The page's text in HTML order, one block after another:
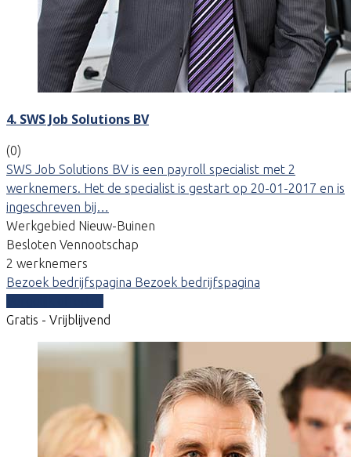
4. SWS Job Solutions BV
(0)
SWS Job Solutions BV is een payroll specialist met 2
werknemers. Het de specialist is gestart op 20-01-2017 en is
ingeschreven bij…
Werkgebied Nieuw-Buinen
Besloten Vennootschap
2 werknemers
Bezoek bedrijfspagina Bezoek bedrijfspagina
Gratis - Vrijblijvend